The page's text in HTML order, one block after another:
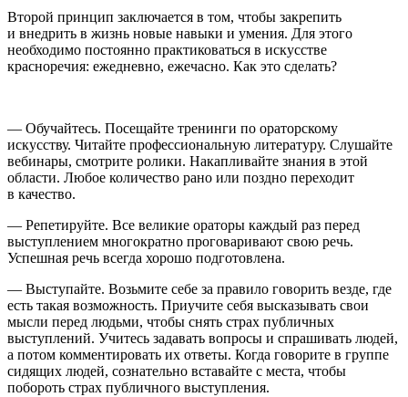
Второй принцип заключается в том, чтобы закрепить
и внедрить в жизнь новые навыки и умения. Для этого
необходимо постоянно практиковаться в искусстве
красноречия: ежедневно, ежечасно. Как это сделать?
— Обучайтесь. Посещайте тренинги по ораторскому
искусству. Читайте профессиональную литературу. Слушайте
вебинары, смотрите ролики. Накапливайте знания в этой
области. Любое количество рано или поздно переходит
в качество.
— Репетируйте. Все великие ораторы каждый раз перед
выступлением многократно проговаривают свою речь.
Успешная речь всегда хорошо подготовлена.
— Выступайте. Возьмите себе за правило говорить везде, где
есть такая возможность. Приучите себя высказывать свои
мысли перед людьми, чтобы снять страх публичных
выступлений. Учитесь задавать вопросы и спрашивать людей,
а потом комментировать их ответы. Когда говорите в группе
сидящих людей, сознательно вставайте с места, чтобы
побороть страх публичного выступления.